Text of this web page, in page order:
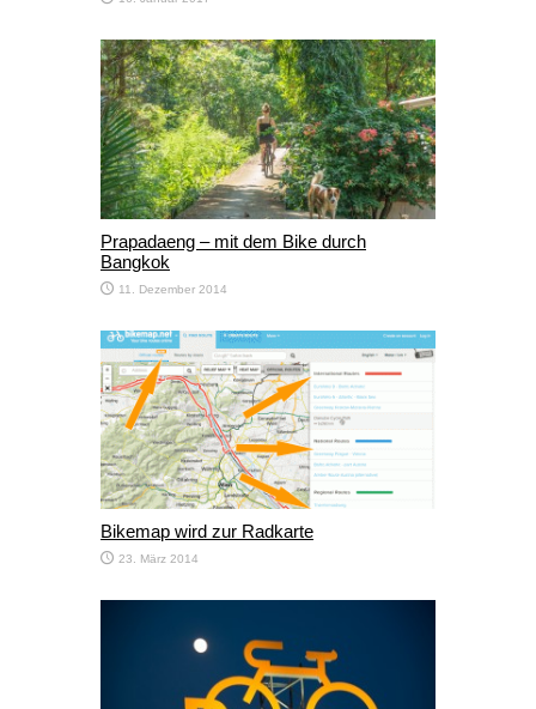
Prapadaeng – mit dem Bike durch
Bangkok
11. Dezember 2014
Bikemap wird zur Radkarte
23. März 2014